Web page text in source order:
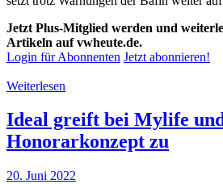
Jetzt Plus-Mitglied werden und
Artikeln auf vwheute.de.
Login für Abonnenten Jetzt abonnieren!
Weiterlesen
Ideal greift bei Mylife
Honorarkonzept zu
20. Juni 2022